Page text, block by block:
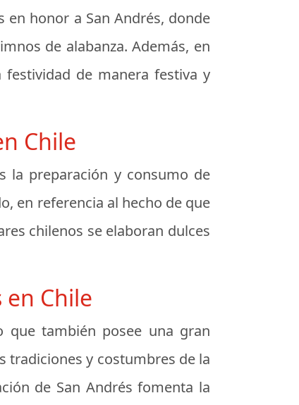
en honor a San Andrés, donde
de alabanza. Además, en
de manera festiva y
Chile
la preparación y consumo de
en referencia al hecho de que
chilenos se elaboran dulces
Chile
que también posee una gran
tradiciones y costumbres de la
de San Andrés fomenta la